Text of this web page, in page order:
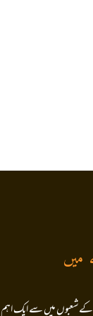
کےشعبوں میں سے ایک اہم